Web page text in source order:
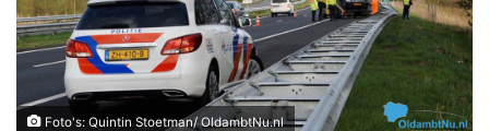
Foto's: Quintin Stoetman/ OldambtNu.nl